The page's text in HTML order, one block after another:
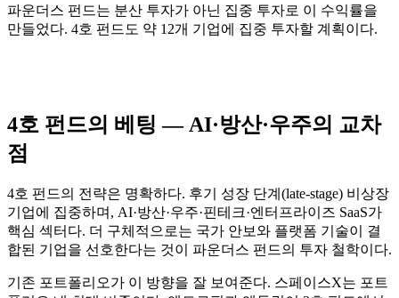
파운더스 펀드는 분산 투자가 아닌 집중 투자로 이 수익률을
만들었다. 4호 펀드도 약 12개 기업에 집중 투자할 계획이다.
4호 펀드의 베팅 — AI·방산·우주의 교차
점
4호 펀드의 전략은 명확하다. 후기 성장 단계(late-stage) 비상장
기업에 집중하며, AI·방산·우주·핀테크·엔터프라이즈 SaaS가
핵심 섹터다. 더 구체적으로는 국가 안보와 플랫폼 기술이 결
합된 기업을 선호한다는 것이 파운더스 펀드의 투자 철학이다.
기존 포트폴리오가 이 방향을 잘 보여준다. 스페이스X는 포트